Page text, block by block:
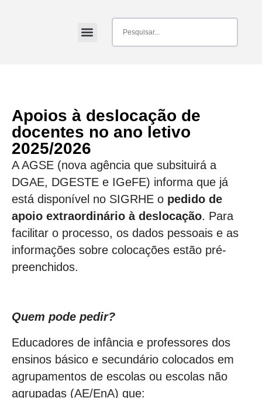
Apoios à deslocação de
docentes no ano letivo
2025/2026
A AGSE (nova agência que subsituirá a
DGAE, DGESTE e IGeFE) informa que já
está disponível no SIGRHE o pedido de
apoio extraordinário à deslocação. Para
facilitar o processo, os dados pessoais e as
informações sobre colocações estão pré-
preenchidos.
Quem pode pedir?
Educadores de infância e professores dos
ensinos básico e secundário colocados em
agrupamentos de escolas ou escolas não
agrupadas (AE/EnA) que: